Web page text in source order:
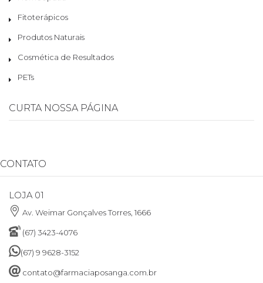
Fitoterápicos
Produtos Naturais
Cosmética de Resultados
PETs
CURTA NOSSA PÁGINA
CONTATO
LOJA 01
Av. Weimar Gonçalves Torres, 1666
(67) 3423-4076
(67) 9 9628-3152
contato@farmaciaposanga.com.br